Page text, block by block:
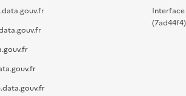
(7ad44f4)